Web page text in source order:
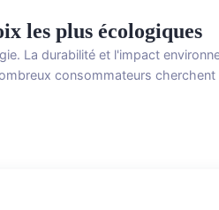
les plus écologiques
La durabilité et l'impact
consommateurs cherchent